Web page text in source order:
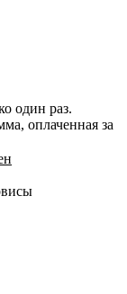
один раз.
оплаченная за